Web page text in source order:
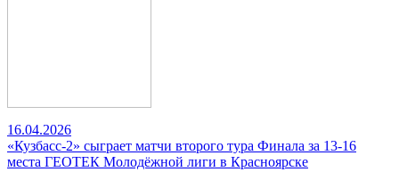
16.04.2026
«Кузбасс-2» сыграет матчи второго тура Финала за 13-16
места ГЕОТЕК Молодёжной лиги в Красноярске